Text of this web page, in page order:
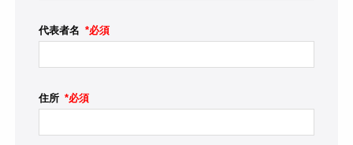
代表者名 *必須
住所 *必須